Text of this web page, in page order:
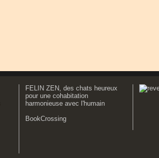
FELIN ZEN, des chats heureux
pour une cohabitation
harmonieuse avec l'humain
BookCrossing